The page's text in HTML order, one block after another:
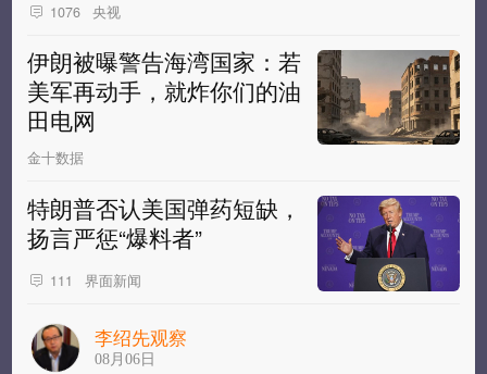
1076 央视
伊朗被曝警告海湾国家：若
美军再动手，就炸你们的油
田电网
金十数据
特朗普否认美国弹药短缺，
扬言严惩“爆料者”
111 界面新闻
李绍先观察
08月06日